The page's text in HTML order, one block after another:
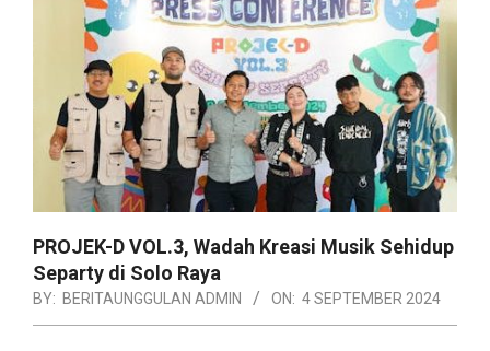
PROJEK-D VOL.3, Wadah Kreasi Musik Sehidup
Separty di Solo Raya
BY: BERITAUNGGULAN ADMIN ON: 4 SEPTEMBER 2024